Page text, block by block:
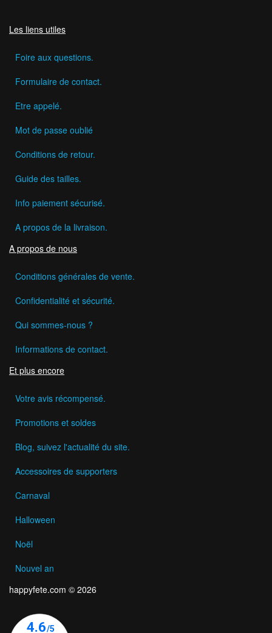
Les liens utiles
Foire aux questions.
Formulaire de contact.
Etre appelé.
Mot de passe oublié
Conditions de retour.
Guide des tailles.
Info paiement sécurisé.
A propos de la livraison.
A propos de nous
Conditions générales de vente.
Confidentialité et sécurité.
Qui sommes-nous ?
Informations de contact.
Et plus encore
Votre avis récompensé.
Promotions et soldes
Blog, suivez l'actualité du site.
Accessoires de supporters
Carnaval
Halloween
Noël
Nouvel an
happyfete.com © 2026